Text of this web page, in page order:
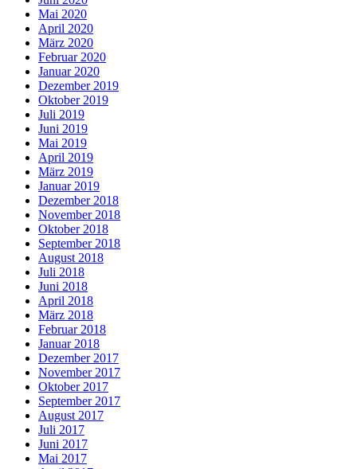
Mai 2020
April 2020
März 2020
Februar 2020
Januar 2020
Dezember 2019
Oktober 2019
Juli 2019
Juni 2019
Mai 2019
April 2019
März 2019
Januar 2019
Dezember 2018
November 2018
Oktober 2018
September 2018
August 2018
Juli 2018
Juni 2018
April 2018
März 2018
Februar 2018
Januar 2018
Dezember 2017
November 2017
Oktober 2017
September 2017
August 2017
Juli 2017
Juni 2017
Mai 2017